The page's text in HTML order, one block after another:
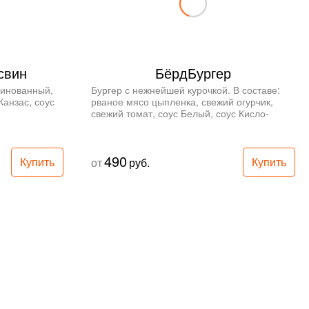
соус
Купить
БёрдБургер
Бургер с нежнейшей курочкой. В составе:
рваное мясо цыпленка, свежий огурчик,
свежий томат, соус Белый, соус Кисло-
от490руб. Купить